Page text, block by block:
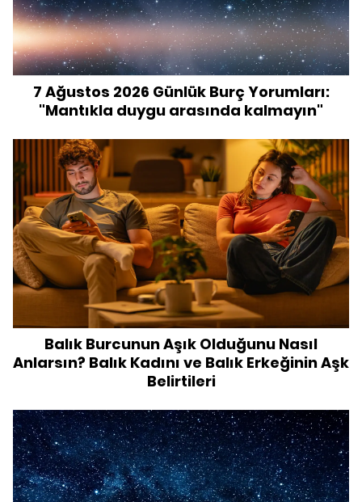
7 Ağustos 2026 Günlük Burç Yorumları:
"Mantıkla duygu arasında kalmayın"
Balık Burcunun Aşık Olduğunu Nasıl
Anlarsın? Balık Kadını ve Balık Erkeğinin Aşk
Belirtileri